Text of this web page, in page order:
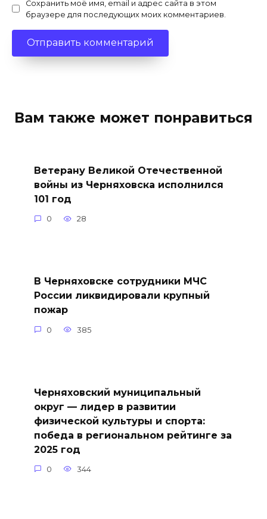
Сохранить моё имя, email и адрес сайта в этом
браузере для последующих моих комментариев.
Вам также может понравиться
Ветерану Великой Отечественной
войны из Черняховска исполнился
101 год
0 28
В Черняховске сотрудники МЧС
России ликвидировали крупный
пожар
0 385
Черняховский муниципальный
округ — лидер в развитии
физической культуры и спорта:
победа в региональном рейтинге за
2025 год
0 344